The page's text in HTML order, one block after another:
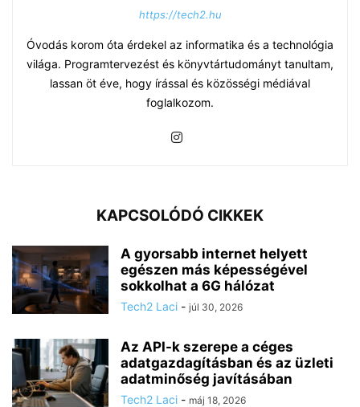
https://tech2.hu
Óvodás korom óta érdekel az informatika és a technológia
világa. Programtervezést és könyvtártudományt tanultam,
lassan öt éve, hogy írással és közösségi médiával
foglalkozom.
KAPCSOLÓDÓ CIKKEK
A gyorsabb internet helyett
egészen más képességével
sokkolhat a 6G hálózat
Tech2 Laci - júl 30, 2026
Az API-k szerepe a céges
adatgazdagításban és az üzleti
adatminőség javításában
Tech2 Laci - máj 18, 2026